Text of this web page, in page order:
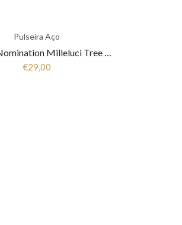
Pulseira Aço
Pulseira Nomination Milleluci Tree Life Rose/Gold 028004 017
€29,00